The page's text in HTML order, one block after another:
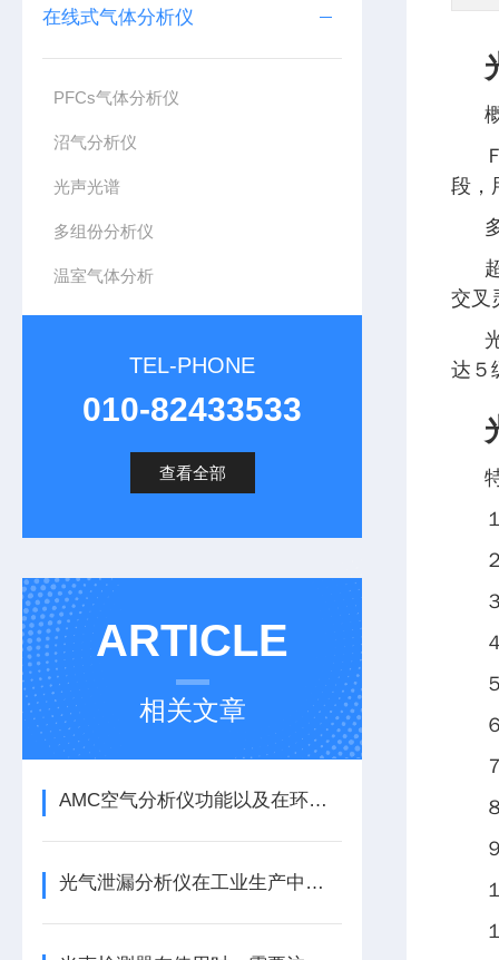
在线式气体分析仪
PFCs气体分析仪
沼气分析仪
光声光谱
多组份分析仪
温室气体分析
TEL-PHONE
010-82433533
查看全部
ARTICLE
相关文章
AMC空气分析仪功能以及在环境保护中的应用
光气泄漏分析仪在工业生产中的应用
段，
交叉
达５